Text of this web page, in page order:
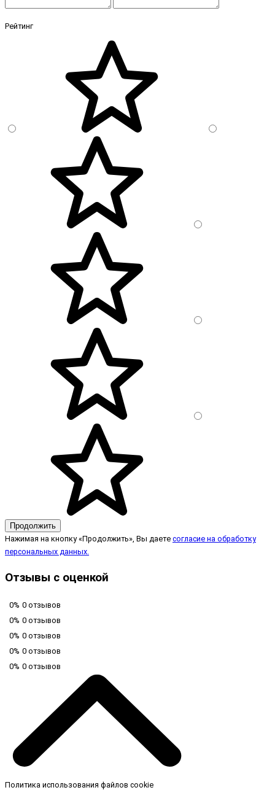
Рейтинг
Продолжить
Нажимая на кнопку «Продолжить», Вы даете согласие на обработку
персональных данных.
Отзывы с оценкой
0% 0 отзывов
0% 0 отзывов
0% 0 отзывов
0% 0 отзывов
0% 0 отзывов
Политика использования файлов cookie